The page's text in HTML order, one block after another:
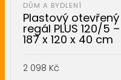
DŮM A BYDLENÍ
Plastový otevřený
regál PLUS 120/5 –
187 x 120 x 40 cm
2 098 Kč